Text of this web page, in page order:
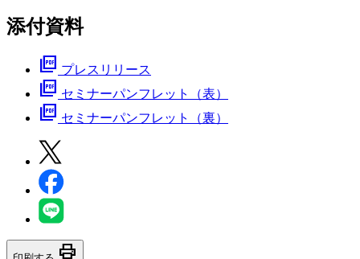
添付資料
picture_as_pdf プレスリリース
picture_as_pdf セミナーパンフレット（表）
picture_as_pdf セミナーパンフレット（裏）
print